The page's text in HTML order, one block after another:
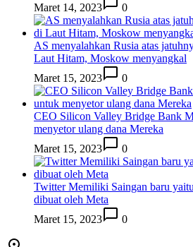
Maret 14, 2023
0
AS menyalahkan Rusia atas
Laut Hitam, Moskow menyangkal
Maret 15, 2023
0
CEO Silicon Valley Bridge Bank
menyetor ulang dana Mereka
Maret 15, 2023
0
Twitter Memiliki Saingan baru
dibuat oleh Meta
Maret 15, 2023
0